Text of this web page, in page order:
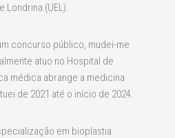
Londrina (UEL).
concurso público, mudei-me
atuo no Hospital de
médica abrange a medicina
de 2021 até o início de 2024.
em bioplastia